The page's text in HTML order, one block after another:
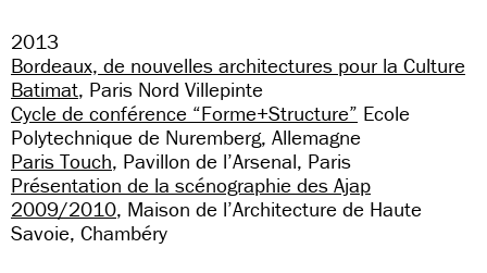
2013
Bordeaux, de nouvelles architectures pour la Culture
Batimat, Paris Nord Villepinte
Cycle de conférence “Forme+Structure” Ecole
Polytechnique de Nuremberg, Allemagne
Paris Touch, Pavillon de l’Arsenal, Paris
Présentation de la scénographie des Ajap
2009/2010, Maison de l’Architecture de Haute
Savoie, Chambéry